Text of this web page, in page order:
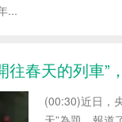
...
往春天的列車”
(00:30)近日，